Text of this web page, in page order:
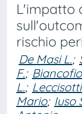
L'impatto
rischio
De Masi L.;
F.;
L.;
Mario; Iuso